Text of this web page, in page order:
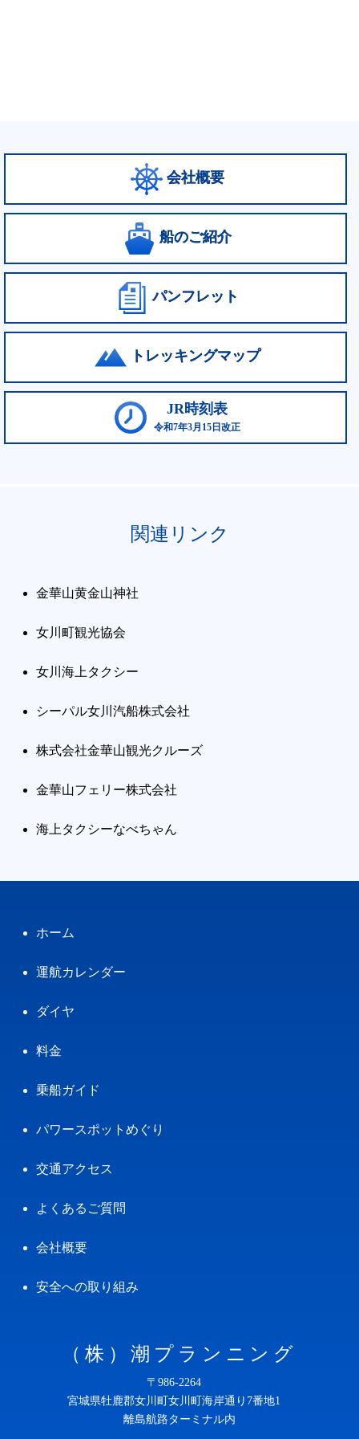
会社概要
船のご紹介
パンフレット
トレッキングマップ
JR時刻表
令和7年3月15日改正
関連リンク
金華山黄金山神社
女川町観光協会
女川海上タクシー
シーパル女川汽船株式会社
株式会社金華山観光クルーズ
金華山フェリー株式会社
海上タクシーなべちゃん
ホーム
運航カレンダー
ダイヤ
料金
乗船ガイド
パワースポットめぐり
交通アクセス
よくあるご質問
会社概要
安全への取り組み
（株）潮プランニング
〒986-2264
宮城県牡鹿郡女川町女川町海岸通り7番地1
離島航路ターミナル内